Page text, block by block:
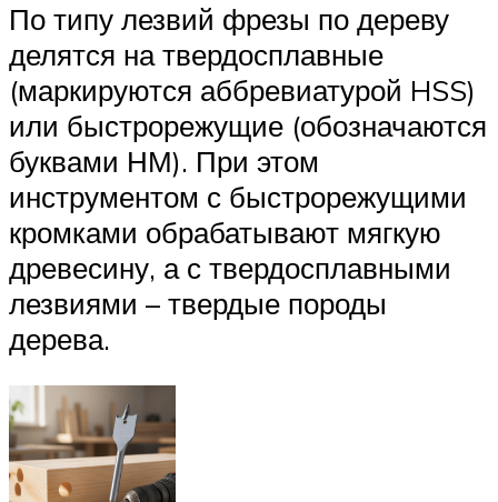
По типу лезвий фрезы по дереву
делятся на твердосплавные
(маркируются аббревиатурой HSS)
или быстрорежущие (обозначаются
буквами НМ). При этом
инструментом с быстрорежущими
кромками обрабатывают мягкую
древесину, а с твердосплавными
лезвиями – твердые породы
дерева.